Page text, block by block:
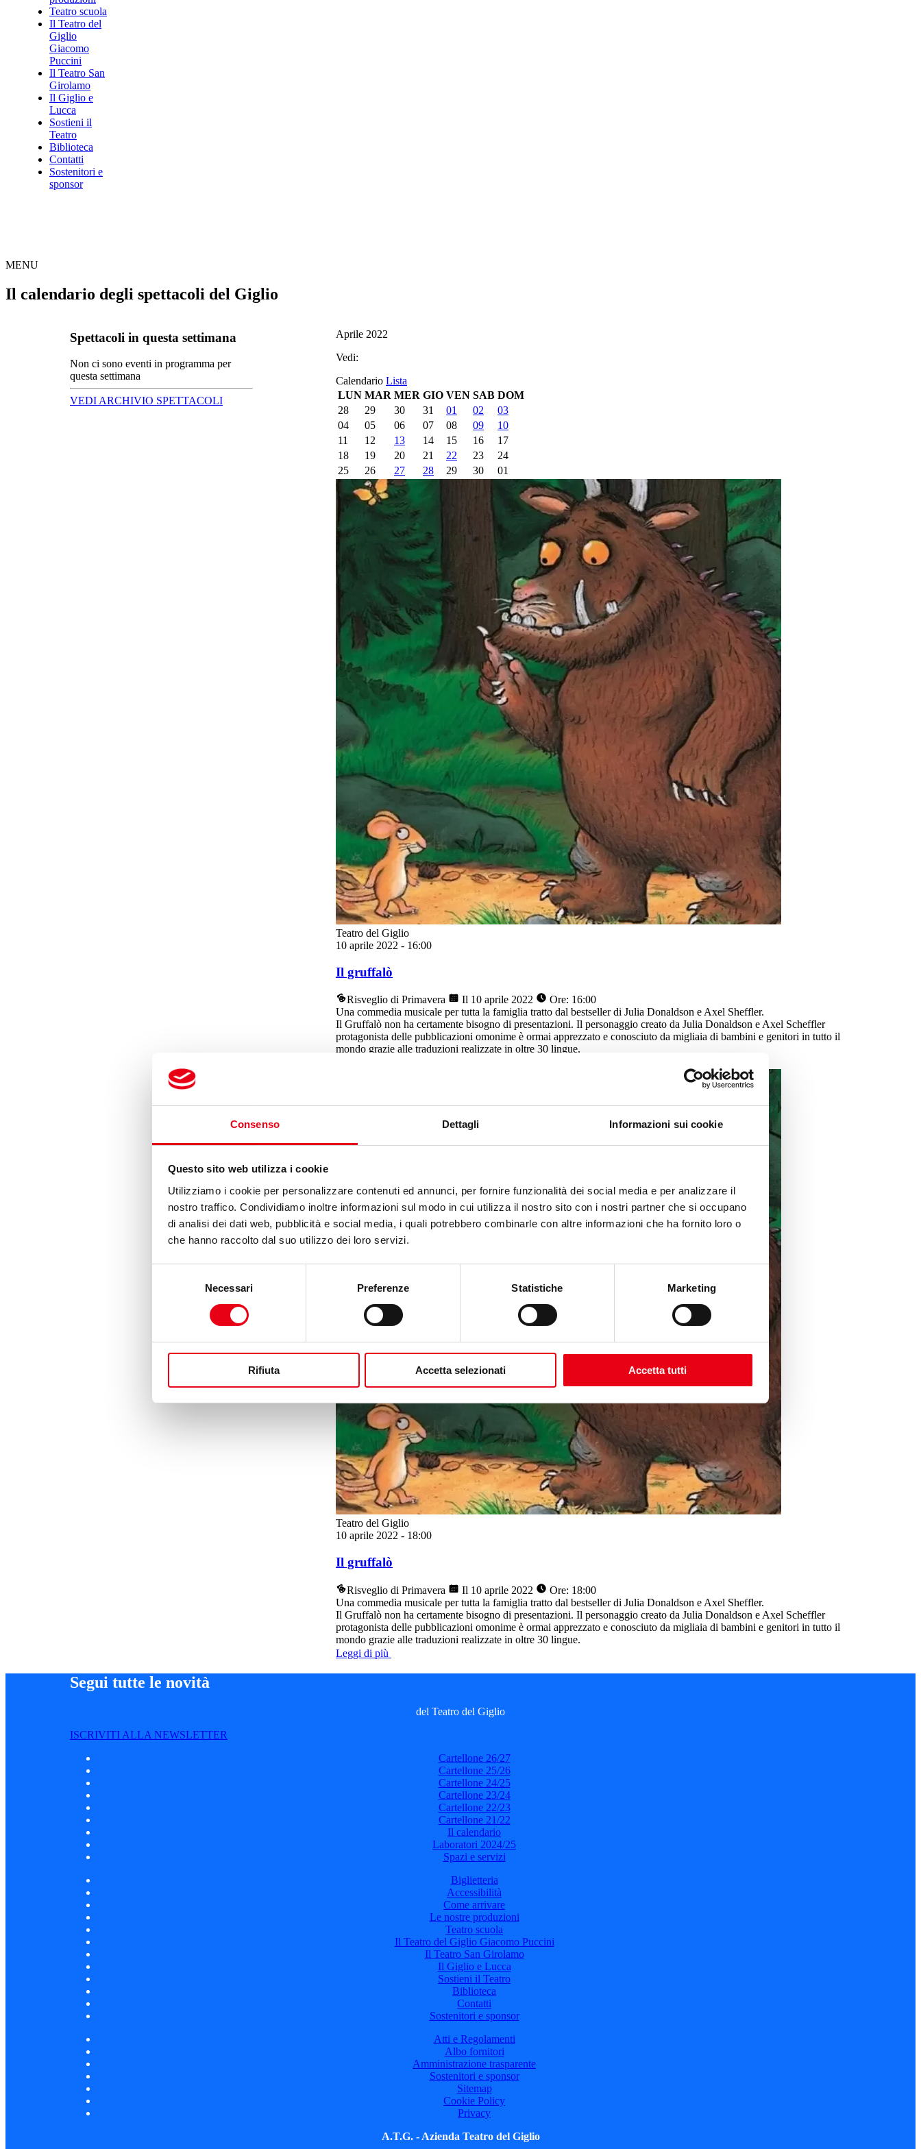
Consenso Dettagli Informazioni sui cookie
Questo sito web utilizza i cookie
Utilizziamo i cookie per personalizzare contenuti ed annunci, per fornire funzionalità dei social media e per analizzare il
nostro traffico. Condividiamo inoltre informazioni sul modo in cui utilizza il nostro sito con i nostri partner che si occupano
di analisi dei dati web, pubblicità e social media, i quali potrebbero combinarle con altre informazioni che ha fornito loro o
che hanno raccolto dal suo utilizzo dei loro servizi.
Necessari Preferenze Statistiche Marketing
Rifiuta Accetta selezionati Accetta tutti
Teatro scuola
Il Teatro del
Giglio
Giacomo
Puccini
Il Teatro San
Girolamo
Il Giglio e
Lucca
Sostieni il
Teatro
Biblioteca
Contatti
Sostenitori e
sponsor
MENU
Il calendario degli spettacoli del Giglio
Spettacoli in questa settimana
Non ci sono eventi in programma per
questa settimana
VEDI ARCHIVIO SPETTACOLI
Aprile 2022
Vedi:
Calendario Lista
LUN MAR MER GIO VEN SAB DOM
28
29 30 31 01 02
03
04
05 06 07 08 09
10
11
12 13 14 15 16
17
18
19 20 21 22 23
24
25
26 27 28 29 30 01
Teatro del Giglio
10 aprile 2022 - 16:00
Il gruffalò
Risveglio di Primavera Il 10 aprile 2022
Ore: 16:00
Una commedia musicale per tutta la famiglia tratto dal bestseller di Julia Donaldson e Axel Sheffler.
Il Gruffalò non ha certamente bisogno di presentazioni. Il personaggio creato da Julia Donaldson e Axel Scheffler
protagonista delle pubblicazioni omonime è ormai apprezzato e conosciuto da migliaia di bambini e genitori in tutto il
mondo grazie alle traduzioni realizzate in oltre 30 lingue.
Teatro del Giglio
10 aprile 2022 - 18:00
Il gruffalò
Risveglio di Primavera Il 10 aprile 2022
Ore: 18:00
Una commedia musicale per tutta la famiglia tratto dal bestseller di Julia Donaldson e Axel Sheffler.
Il Gruffalò non ha certamente bisogno di presentazioni. Il personaggio creato da Julia Donaldson e Axel Scheffler
protagonista delle pubblicazioni omonime è ormai apprezzato e conosciuto da migliaia di bambini e genitori in tutto il
mondo grazie alle traduzioni realizzate in oltre 30 lingue.
Leggi di più
Segui tutte le novità
del Teatro del Giglio
ISCRIVITI ALLA NEWSLETTER
Cartellone 26/27
Cartellone 25/26
Cartellone 24/25
Cartellone 23/24
Cartellone 22/23
Cartellone 21/22
Il calendario
Laboratori 2024/25
Spazi e servizi
Biglietteria
Accessibilità
Come arrivare
Le nostre produzioni
Teatro scuola
Il Teatro del Giglio Giacomo Puccini
Il Teatro San Girolamo
Il Giglio e Lucca
Sostieni il Teatro
Biblioteca
Contatti
Sostenitori e sponsor
Atti e Regolamenti
Albo fornitori
Amministrazione trasparente
Sostenitori e sponsor
Sitemap
Cookie Policy
Privacy
A.T.G. - Azienda Teatro del Giglio